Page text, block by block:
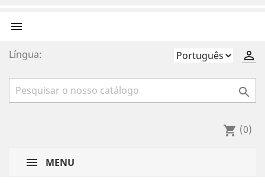


Língua:

shopping_cart (0)
MENU